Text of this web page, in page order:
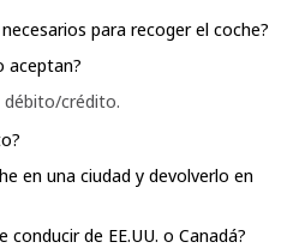
para recoger el coche?
aceptan?
crédito.
en una ciudad y devolverlo en
conducir de EE.UU. o Canadá?